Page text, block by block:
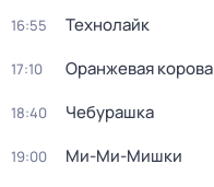
16:55 Технолайк
17:10 Оранжевая корова
18:40 Чебурашка
19:00 Ми-Ми-Мишки